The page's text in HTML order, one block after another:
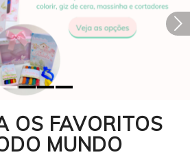
Próximo
OS FAVORITOS
MUNDO